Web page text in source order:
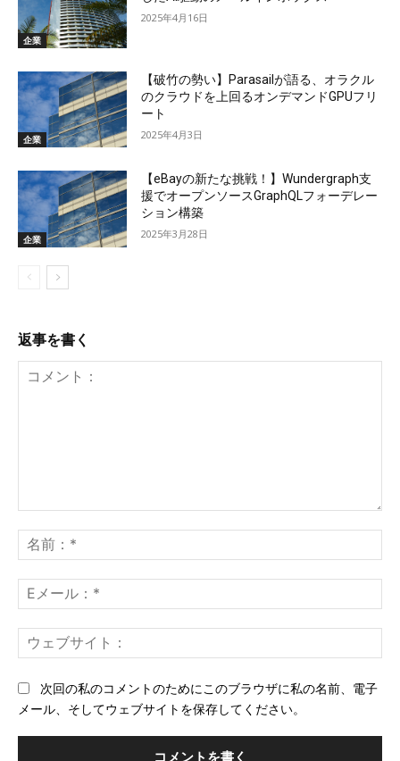
企業
2025年4月16日
企業
【破竹の勢い】Parasailが語る、オラクル
のクラウドを上回るオンデマンドGPUフリ
ート
2025年4月3日
企業
【eBayの新たな挑戦！】Wundergraph支
援でオープンソースGraphQLフォーデレー
ション構築
2025年3月28日
返事を書く
ン
ト：
前
*
メ
ー
*ェ
次回の私のコメントのためにこのブラウザに私の名前、電子
メール、そしてウェブサイトを保存してください。